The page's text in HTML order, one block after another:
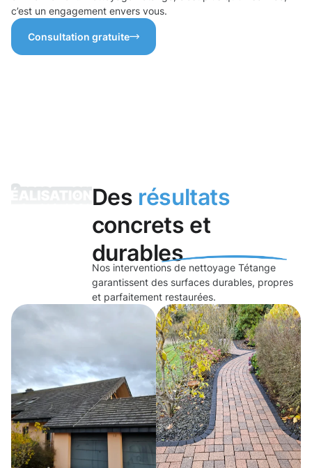
c’est un engagement envers vous.
Consultation gratuite
Des résultats
concrets et
durables
Nos interventions de nettoyage Tétange
garantissent des surfaces durables, propres
et parfaitement restaurées.